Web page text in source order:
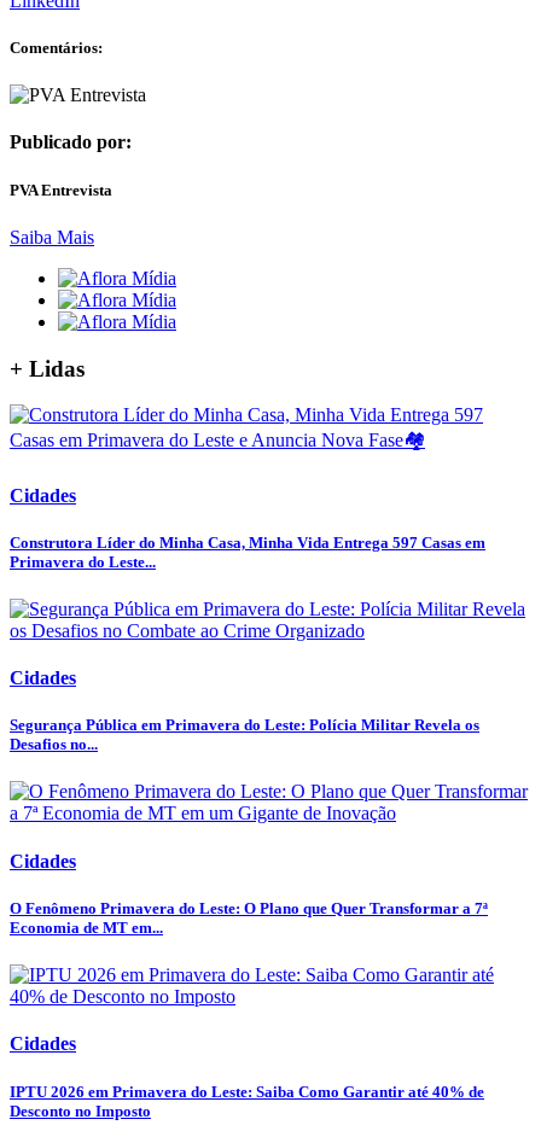
Comentários:
Publicado por:
PVA Entrevista
Saiba Mais
+ Lidas
Cidades
Construtora Líder do Minha Casa, Minha Vida Entrega 597 Casas em
Primavera do Leste...
Cidades
Segurança Pública em Primavera do Leste: Polícia Militar Revela os
Desafios no...
Cidades
O Fenômeno Primavera do Leste: O Plano que Quer Transformar a 7ª
Economia de MT em...
Cidades
IPTU 2026 em Primavera do Leste: Saiba Como Garantir até 40% de
Desconto no Imposto